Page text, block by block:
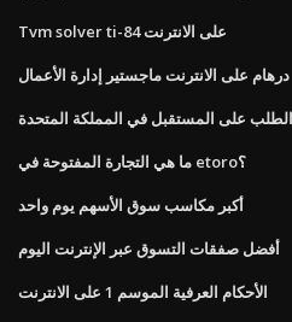
Tvm solver ti-84 على الانترنت
درهام على الانترنت ماجستير إدارة الأعمال
على المستقبل في المملكة المتحدة
ما هي التجارة المفتوحة في etoro؟
أكبر مكاسب سوق الأسهم يوم واحد
أفضل صفقات التسوق عبر الإنترنت اليوم
الأحكام العرفية الموسم 1 على الانترنت